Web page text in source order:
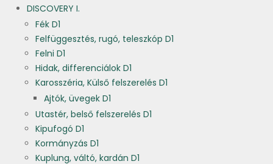
DISCOVERY I.
Fék D1
Felfüggesztés, rugó, teleszkóp D1
Felni D1
Hidak, differenciálok D1
Karosszéria, Külső felszerelés D1
Ajtók, üvegek D1
Utastér, belső felszerelés D1
Kipufogó D1
Kormányzás D1
Kuplung, váltó, kardán D1